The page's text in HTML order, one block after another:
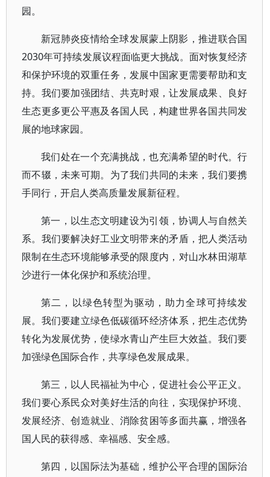
园。
新冠肺炎疫情给全球发展蒙上阴影，推进联合国
2030年可持续发展议程面临更大挑战。面对恢复经济
和保护环境的双重任务，发展中国家更需要帮助和支
持。我们要加强团结、共克时艰，让发展成果、良好
生态更多更公平惠及各国人民，构建世界各国共同发
展的地球家园。
我们处在一个充满挑战，也充满希望的时代。行
而不辍，未来可期。为了我们共同的未来，我们要携
手同行，开启人类高质量发展新征程。
第一，以生态文明建设为引领，协调人与自然关
系。我们要解决好工业文明带来的矛盾，把人类活动
限制在生态环境能够承受的限度内，对山水林田湖草
沙进行一体化保护和系统治理。
第二，以绿色转型为驱动，助力全球可持续发
展。我们要建立绿色低碳循环经济体系，把生态优势
转化为发展优势，使绿水青山产生巨大效益。我们要
加强绿色国际合作，共享绿色发展成果。
第三，以人民福祉为中心，促进社会公平正义。
我们要心系民众对美好生活的向往，实现保护环境、
发展经济、创造就业、消除贫困等多面共赢，增强各
国人民的获得感、幸福感、安全感。
第四，以国际法为基础，维护公平合理的国际治